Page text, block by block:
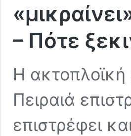
– Πότε
Η
Πειραιά
επιστρέφει